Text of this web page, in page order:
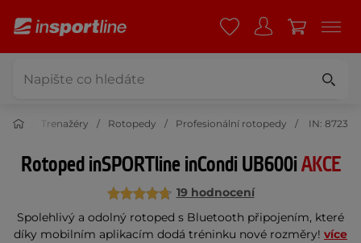
Trenažéry Rotopedy Profesionální rotopedy IN: 8723
Rotoped inSPORTline inCondi UB600iAKCE
19 hodnocení
Spolehlivý a odolný rotoped s Bluetooth připojením, které
díky mobilním aplikacím dodá tréninku nové rozměry! více